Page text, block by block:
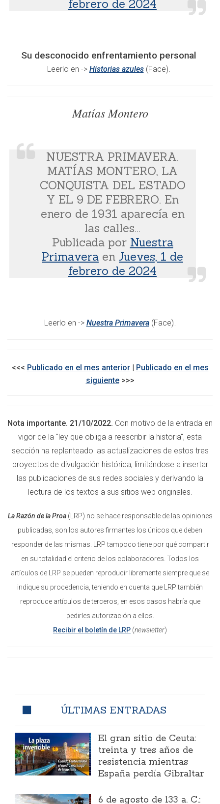
febrero de 2024
Su desconocido enfrentamiento personal
Leerlo en -> Historias azules(Face).
Matías Montero
NUESTRA PRIMAVERA.
MATÍAS MONTERO, LA
CONQUISTA DEL ESTADO
Y EL 9 DE FEBRERO. En
enero de 1931 aparecía en
las calles...
Publicada por Nuestra
Primavera en Jueves, 1 de
febrero de 2024
Leerlo en -> Nuestra Primavera(Face).
<<< Publicado en el mes anterior| Publicado en el mes
siguiente >>>​​
Nota importante. 21/10/2022. Con motivo de la entrada en
vigor de la "ley que obliga a reescribir la historia", esta
sección ha replanteado las actualizaciones de estos tres
proyectos de divulgación histórica, limitándose a insertar
las publicaciones de sus redes sociales y derivando la
lectura de los textos a sus sitios web originales.
La Razón de la Proa(LRP) no se hace responsable de las opiniones
publicadas, son los autores firmantes los únicos que deben
responder de las mismas. LRP tampoco tiene por qué compartir
en su totalidad el criterio de los colaboradores. Todos los
artículos de LRP se pueden reproducir libremente siempre que se
indique su procedencia, teniendo en cuenta que LRP también
reproduce artículos de terceros, en esos casos habría que
pedirles autorización a ellos
Recibir el boletín de LRP (newsletter)
ÚLTIMAS ENTRADAS
El gran sitio de Ceuta:
treinta y tres años de
resistencia mientras
España perdía Gibraltar
6 de agosto de 133 a. C.: